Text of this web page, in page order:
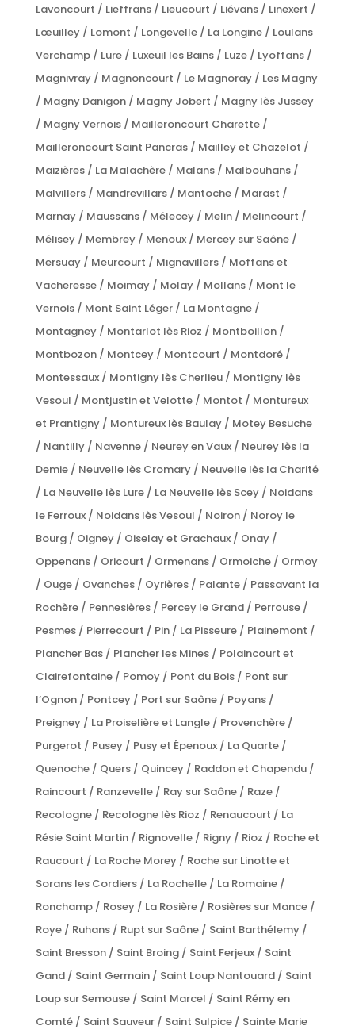
Lavoncourt / Lieffrans / Lieucourt / Liévans / Linexert /
Lœuilley / Lomont / Longevelle / La Longine / Loulans
Verchamp / Lure / Luxeuil les Bains / Luze / Lyoffans /
Magnivray / Magnoncourt / Le Magnoray / Les Magny
/ Magny Danigon / Magny Jobert / Magny lès Jussey
/ Magny Vernois / Mailleroncourt Charette /
Mailleroncourt Saint Pancras / Mailley et Chazelot /
Maizières / La Malachère / Malans / Malbouhans /
Malvillers / Mandrevillars / Mantoche / Marast /
Marnay / Maussans / Mélecey / Melin / Melincourt /
Mélisey / Membrey / Menoux / Mercey sur Saône /
Mersuay / Meurcourt / Mignavillers / Moffans et
Vacheresse / Moimay / Molay / Mollans / Mont le
Vernois / Mont Saint Léger / La Montagne /
Montagney / Montarlot lès Rioz / Montboillon /
Montbozon / Montcey / Montcourt / Montdoré /
Montessaux / Montigny lès Cherlieu / Montigny lès
Vesoul / Montjustin et Velotte / Montot / Montureux
et Prantigny / Montureux lès Baulay / Motey Besuche
/ Nantilly / Navenne / Neurey en Vaux / Neurey lès la
Demie / Neuvelle lès Cromary / Neuvelle lès la Charité
/ La Neuvelle lès Lure / La Neuvelle lès Scey / Noidans
le Ferroux / Noidans lès Vesoul / Noiron / Noroy le
Bourg / Oigney / Oiselay et Grachaux / Onay /
Oppenans / Oricourt / Ormenans / Ormoiche / Ormoy
/ Ouge / Ovanches / Oyrières / Palante / Passavant la
Rochère / Pennesières / Percey le Grand / Perrouse /
Pesmes / Pierrecourt / Pin / La Pisseure / Plainemont /
Plancher Bas / Plancher les Mines / Polaincourt et
Clairefontaine / Pomoy / Pont du Bois / Pont sur
l’Ognon / Pontcey / Port sur Saône / Poyans /
Preigney / La Proiselière et Langle / Provenchère /
Purgerot / Pusey / Pusy et Épenoux / La Quarte /
Quenoche / Quers / Quincey / Raddon et Chapendu /
Raincourt / Ranzevelle / Ray sur Saône / Raze /
Recologne / Recologne lès Rioz / Renaucourt / La
Résie Saint Martin / Rignovelle / Rigny / Rioz / Roche et
Raucourt / La Roche Morey / Roche sur Linotte et
Sorans les Cordiers / La Rochelle / La Romaine /
Ronchamp / Rosey / La Rosière / Rosières sur Mance /
Roye / Ruhans / Rupt sur Saône / Saint Barthélemy /
Saint Bresson / Saint Broing / Saint Ferjeux / Saint
Gand / Saint Germain / Saint Loup Nantouard / Saint
Loup sur Semouse / Saint Marcel / Saint Rémy en
Comté / Saint Sauveur / Saint Sulpice / Sainte Marie